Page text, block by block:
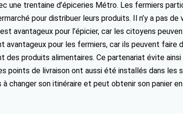
une trentaine d’épiceries Métro. Les fermiers
pour distribuer leurs produits. Il n’y a pas de
avantageux pour l’épicier, car les citoyens
avantageux pour les fermiers, car ils peuvent faire
des produits alimentaires. Ce partenariat évite
points de livraison ont aussi été installés dans
à changer son itinéraire et peut obtenir son panier